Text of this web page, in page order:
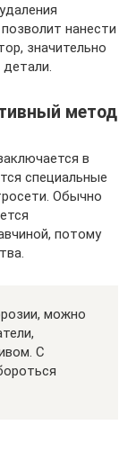
нанести
значительно
метод
в
специальные
Обычно
потому
можно
С